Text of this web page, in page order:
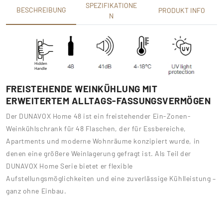
BESCHREIBUNG
SPEZIFIKATIONE
N
PRODUKT INFO
FREISTEHENDE WEINKÜHLUNG MIT
ERWEITERTEM ALLTAGS-FASSUNGSVERMÖGEN
Der DUNAVOX Home 48 ist ein freistehender Ein-Zonen-
Weinkühlschrank für 48 Flaschen, der für Essbereiche,
Apartments und moderne Wohnräume konzipiert wurde, in
denen eine größere Weinlagerung gefragt ist. Als Teil der
DUNAVOX Home Serie bietet er flexible
Aufstellungsmöglichkeiten und eine zuverlässige Kühlleistung –
ganz ohne Einbau.